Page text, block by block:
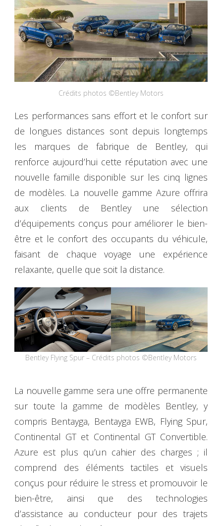
Crédits photos ©Bentley Motors
Les performances sans effort et le confort sur
de longues distances sont depuis longtemps
les marques de fabrique de Bentley, qui
renforce aujourd’hui cette réputation avec une
nouvelle famille disponible sur les cinq lignes
de modèles. La nouvelle gamme Azure offrira
aux clients de Bentley une sélection
d’équipements conçus pour améliorer le bien-
être et le confort des occupants du véhicule,
faisant de chaque voyage une expérience
relaxante, quelle que soit la distance.
Bentley Flying Spur – Crédits photos ©Bentley Motors
La nouvelle gamme sera une offre permanente
sur toute la gamme de modèles Bentley, y
compris Bentayga, Bentayga EWB, Flying Spur,
Continental GT et Continental GT Convertible.
Azure est plus qu’un cahier des charges ; il
comprend des éléments tactiles et visuels
conçus pour réduire le stress et promouvoir le
bien-être, ainsi que des technologies
d’assistance au conducteur pour des trajets